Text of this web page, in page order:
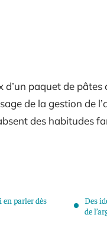
paquet de pâtes
de la gestion de
des habitudes
en parler dès
Des
de